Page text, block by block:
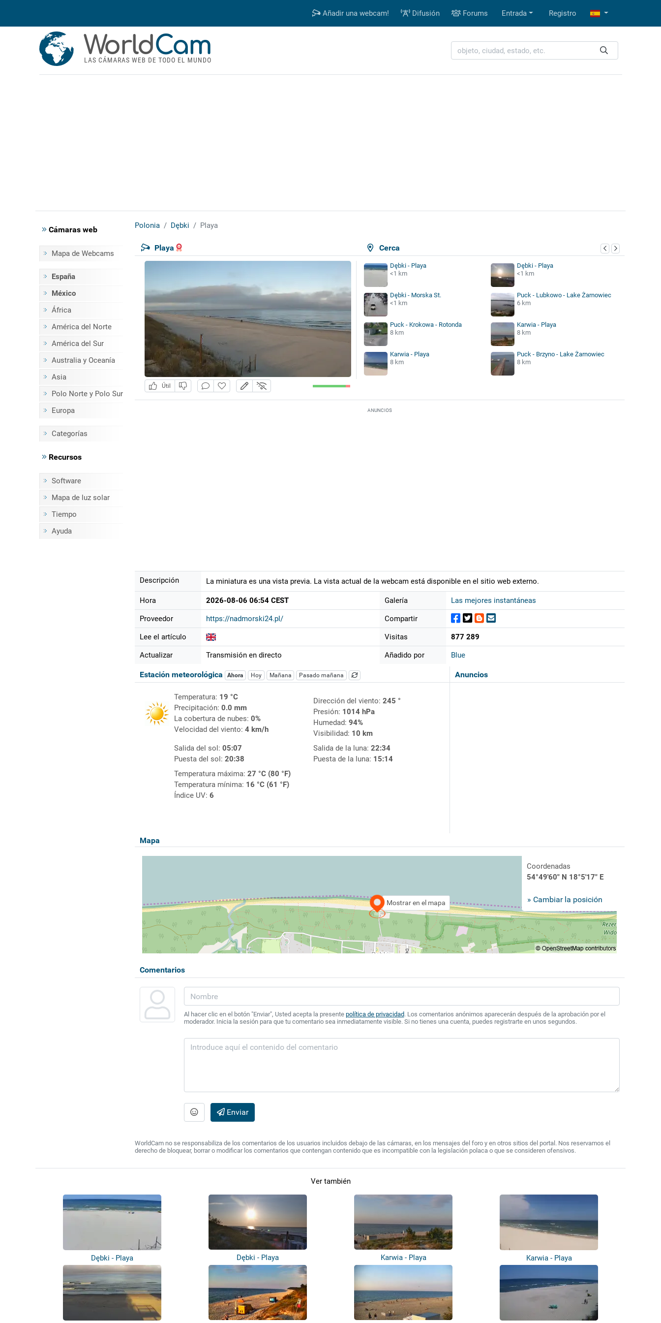
Añadir una webcam! Difusión Forums Entrada Registro
WorldCam
LAS CÁMARAS WEB DE TODO EL MUNDO
Cámaras web
Mapa de Webcams
España
México
África
América del Norte
América del Sur
Australia y Oceanía
Asia
Polo Norte y Polo Sur
Europa
Categorías
Recursos
Software
Mapa de luz solar
Tiempo
Ayuda
Polonia Dębki Playa
Cerca
Playa
Útil
Dębki - Playa
<1 km
Dębki - Playa
<1 km
Dębki - Morska St.
<1 km
Puck - Lubkowo - Lake Żarnowiec
6 km
Puck - Krokowa - Rotonda
8 km
Karwia - Playa
8 km
Karwia - Playa
8 km
Puck - Brzyno - Lake Żarnowiec
8 km
ANUNCIOS
Descripción La miniatura es una vista previa. La vista actual de la webcam está disponible en el sitio web externo.
Hora 2026-08-06 06:54 CEST
Proveedor https://nadmorski24.pl/
Lee el artículo
Actualizar Transmisión en directo
Galería Las mejores instantáneas
Compartir
Visitas 877 289
Añadido por Blue
Anuncios
Estación meteorológica Ahora Hoy Mañana Pasado mañana
Temperatura: 19 °C
Precipitación: 0.0 mm
La cobertura de nubes: 0%
Velocidad del viento: 4 km/h
Dirección del viento: 245 °
Presión: 1014 hPa
Humedad: 94%
Visibilidad: 10 km
Salida del sol: 05:07
Puesta del sol: 20:38
Salida de la luna: 22:34
Puesta de la luna: 15:14
Temperatura máxima: 27 °C (80 °F)
Temperatura mínima: 16 °C (61 °F)
Índice UV: 6
Mapa
Mostrar en el mapa
Coordenadas
54°49'60" N 18°5'17" E
» Cambiar la posición
Comentarios
Al hacer clic en el botón "Enviar", Usted acepta la presente política de privacidad. Los comentarios anónimos aparecerán después de la aprobación por el
moderador. Inicia la sesión para que tu comentario sea inmediatamente visible. Si no tienes una cuenta, puedes registrarte en unos segundos.
Enviar
WorldCam no se responsabiliza de los comentarios de los usuarios incluidos debajo de las cámaras, en los mensajes del foro y en otros sitios del portal. Nos reservamos el
derecho de bloquear, borrar o modificar los comentarios que contengan contenido que es incompatible con la legislación polaca o que se consideren ofensivos.
Ver también
Dębki - Playa Dębki - Playa Karwia - Playa Karwia - Playa